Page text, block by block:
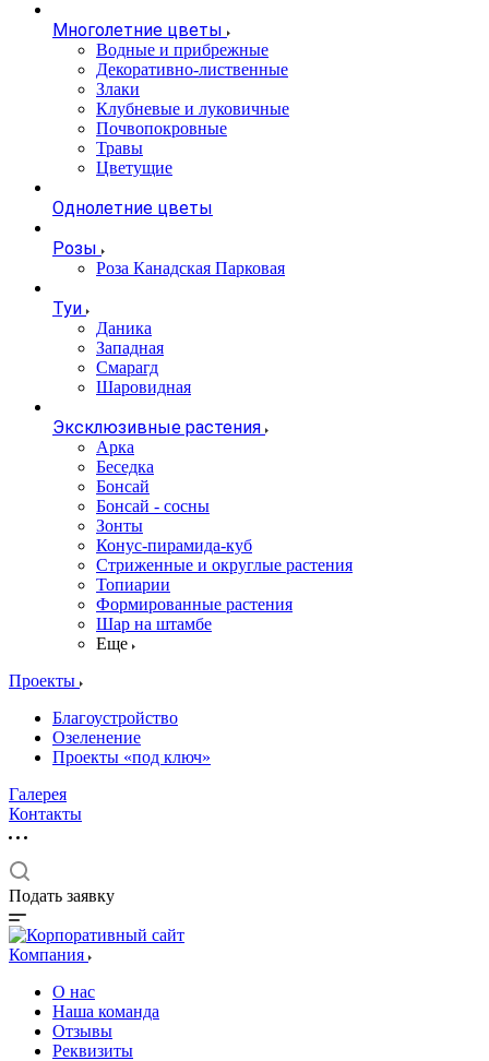
Многолетние цветы
Водные и прибрежные
Декоративно-лиственные
Злаки
Клубневые и луковичные
Почвопокровные
Травы
Цветущие
Однолетние цветы
Розы
Роза Канадская Парковая
Туи
Даника
Западная
Смарагд
Шаровидная
Эксклюзивные растения
Арка
Беседка
Бонсай
Бонсай - сосны
Зонты
Конус-пирамида-куб
Стриженные и округлые растения
Топиарии
Формированные растения
Шар на штамбе
Еще
Проекты
Благоустройство
Озеленение
Проекты «под ключ»
Галерея
Контакты
Подать заявку
Компания
О нас
Наша команда
Отзывы
Реквизиты